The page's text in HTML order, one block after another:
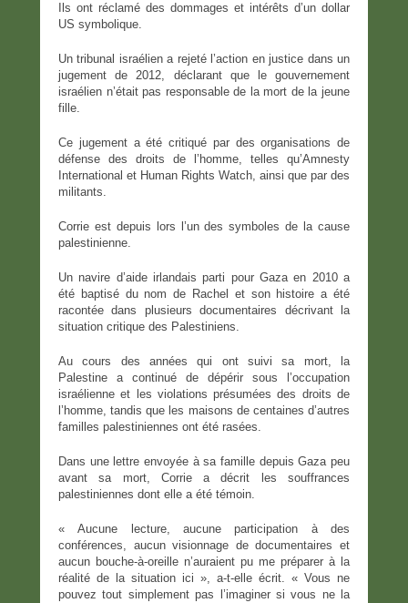
Ils ont réclamé des dommages et intérêts d’un dollar
US symbolique.
Un tribunal israélien a rejeté l’action en justice dans un
jugement de 2012, déclarant que le gouvernement
israélien n’était pas responsable de la mort de la jeune
fille.
Ce jugement a été critiqué par des organisations de
défense des droits de l’homme, telles qu’Amnesty
International et Human Rights Watch, ainsi que par des
militants.
Corrie est depuis lors l’un des symboles de la cause
palestinienne.
Un navire d’aide irlandais parti pour Gaza en 2010 a
été baptisé du nom de Rachel et son histoire a été
racontée dans plusieurs documentaires décrivant la
situation critique des Palestiniens.
Au cours des années qui ont suivi sa mort, la
Palestine a continué de dépérir sous l’occupation
israélienne et les violations présumées des droits de
l’homme, tandis que les maisons de centaines d’autres
familles palestiniennes ont été rasées.
Dans une lettre envoyée à sa famille depuis Gaza peu
avant sa mort, Corrie a décrit les souffrances
palestiniennes dont elle a été témoin.
« Aucune lecture, aucune participation à des
conférences, aucun visionnage de documentaires et
aucun bouche-à-oreille n’auraient pu me préparer à la
réalité de la situation ici », a-t-elle écrit. « Vous ne
pouvez tout simplement pas l’imaginer si vous ne la